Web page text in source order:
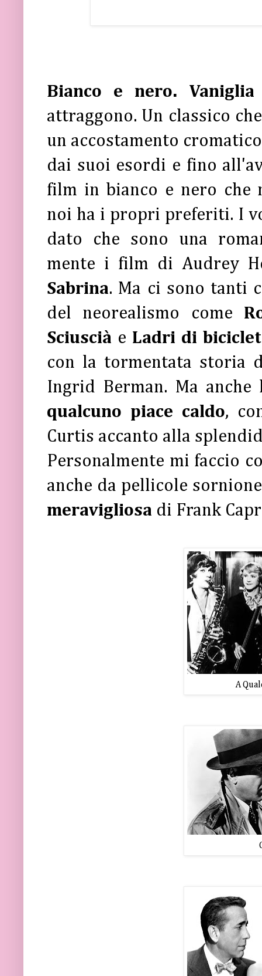
Bianco e nero.
attraggono. Un classico
un accostamento
dai suoi esordi e fino
film in bianco e nero che
noi ha i propri preferiti. I
dato che sono una
mente i film di Audrey
Sabrina. Ma ci sono tanti
del neorealismo come
Sciuscià e Ladri di
con la tormentata storia
Ingrid Berman. Ma
qualcuno piace caldo,
Curtis accanto alla
Personalmente mi faccio
anche da pellicole
meravigliosa di Frank
A